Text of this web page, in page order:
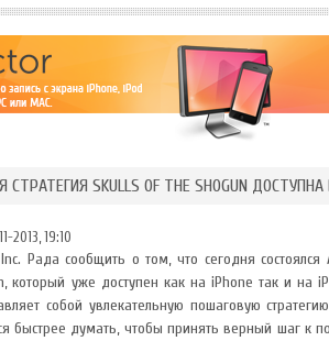
SKULLS OF THE SHOGUN ДОСТУПНА
2013, 19:10
Inc. Рада сообщить о том, что сегодня
который уже доступен как на iPhone так и на
собой увлекательную пошаговую
быстрее думать, чтобы принять верный шаг к